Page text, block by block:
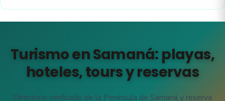
Turismo en Samaná: playas,
hoteles, tours y reservas
Directorio verificado de la Península de Samaná y reserva